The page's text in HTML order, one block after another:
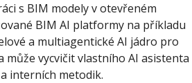
s BIM modely v otevřeném
BIM AI platformy na příkladu
a multiagentické AI jádro pro
může vycvičit vlastního AI asistenta
interních metodik.